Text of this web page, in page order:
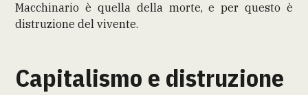
Macchinario è quella della morte, e per questo è
distruzione del vivente.
Capitalismo e distruzione